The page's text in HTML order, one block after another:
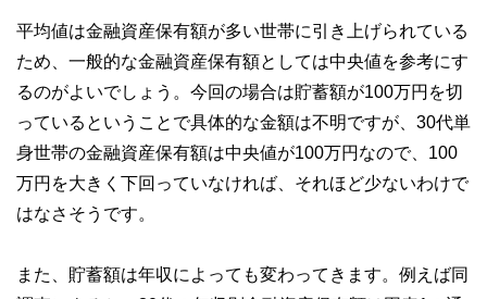
平均値は金融資産保有額が多い世帯に引き上げられている
ため、一般的な金融資産保有額としては中央値を参考にす
るのがよいでしょう。今回の場合は貯蓄額が100万円を切
っているということで具体的な金額は不明ですが、30代単
身世帯の金融資産保有額は中央値が100万円なので、100
万円を大きく下回っていなければ、それほど少ないわけで
はなさそうです。
また、貯蓄額は年収によっても変わってきます。例えば同